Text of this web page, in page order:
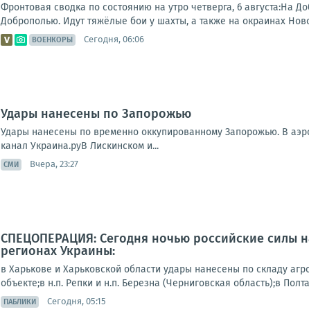
Фронтовая сводка по состоянию на утро четверга, 6
Доброполью. Идут тяжёлые бои у шахты, а также на окраинах
ВОЕНКОРЫ Сегодня, 06:06
Удары нанесены по Запорожью
Удары нанесены по временно оккупированному Запорожью. В
канал Украина.руВ Лискинском и...
СМИ Вчера, 23:27
СПЕЦОПЕРАЦИЯ: Сегодня ночью российские силы
регионах Украины:
в Харькове и Харьковской области удары нанесены по складу
объекте;в н.п. Репки и н.п. Березна (Черниговская область);в
ПАБЛИКИ Сегодня, 05:15